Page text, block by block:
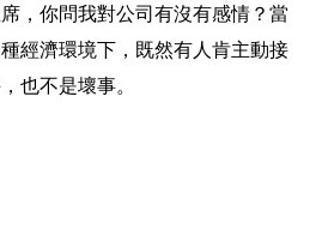
，你問我對公司有沒有感情？當
經濟環境下，既然有人肯主動接
也不是壞事。